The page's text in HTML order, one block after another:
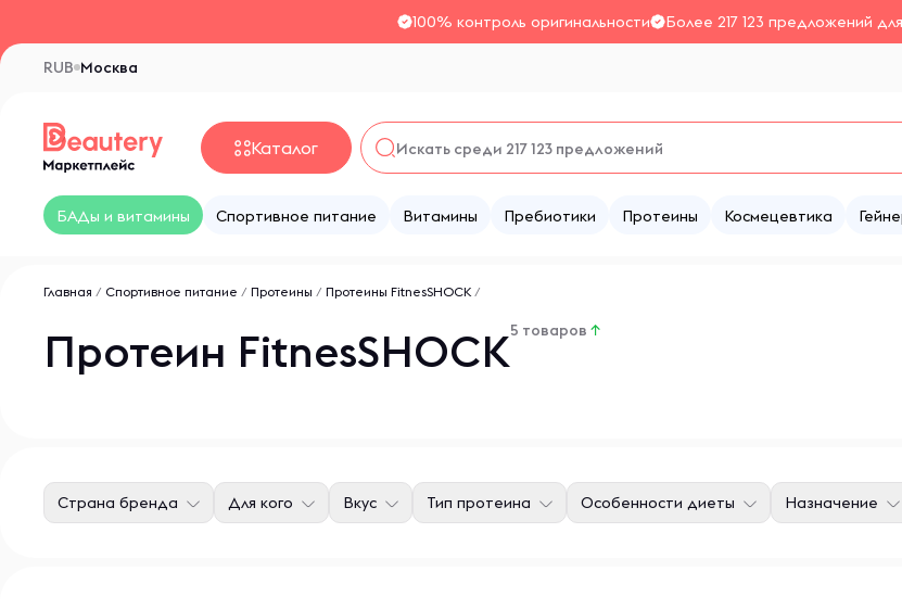
100% контроль оригинальности Более 217 123 предложений
Москва
RUB
Каталог
БАДы и витамины Спортивное питание Витамины Пребиотики Протеины Космецевтика
Главная / Спортивное питание / Протеины / Протеины FitnesSHOCK /
Протеин FitnesSHOCK5 товаров ↑
Страна бренда Для кого Вкус Тип протеина Особенности диеты Назначение